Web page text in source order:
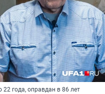
года, оправдан в 86 лет